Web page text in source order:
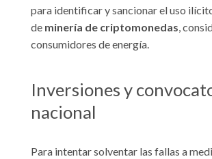
para identificar y sancionar el uso
de minería de criptomonedas,
consumidores de energía.
Inversiones y
nacional
Para intentar solventar las fallas a